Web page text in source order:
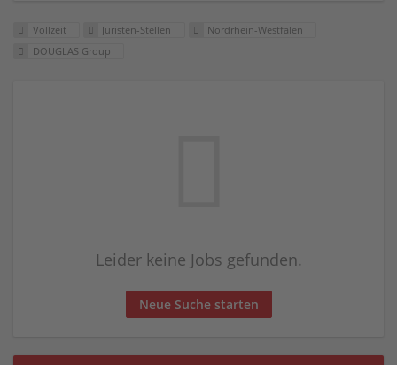
Vollzeit Juristen-Stellen
Nordrhein-Westfalen
DOUGLAS Group
Leider keine Jobs gefunden.
Neue Suche starten